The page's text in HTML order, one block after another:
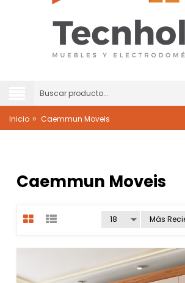
Inicio » Caemmun Moveis
Caemmun Moveis